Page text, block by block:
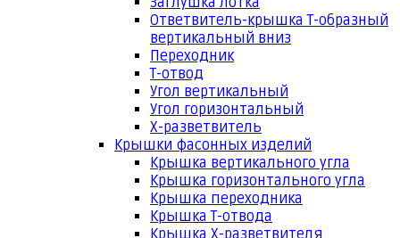
Ответвитель-крышка Т-образный
вертикальный вниз
Переходник
Т-отвод
Угол вертикальный
Угол горизонтальный
Х-разветвитель
Крышки фасонных изделий
Крышка вертикального угла
Крышка горизонтального угла
Крышка переходника
Крышка Т-отвода
Крышка Х-разветвителя